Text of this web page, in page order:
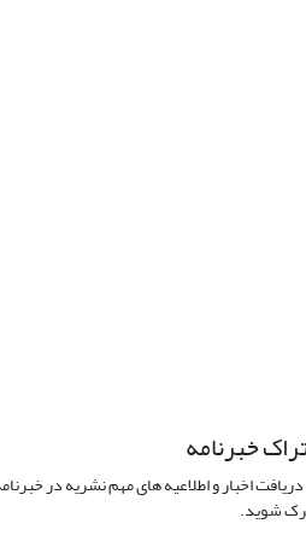
خبرنامه
اخبار و اطلاعیه های مهم نشریه در
شوید.